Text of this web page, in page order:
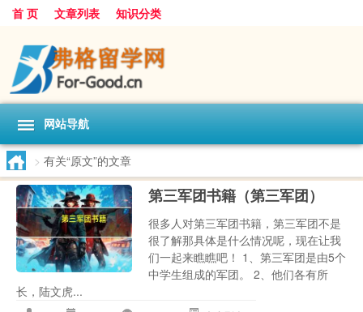
首 页 文章列表 知识分类
网站导航
> 有关“原文”的文章
第三军团书籍（第三军团）
很多人对第三军团书籍，第三军团不是
很了解那具体是什么情况呢，现在让我
们一起来瞧瞧吧！ 1、第三军团是由5个
中学生组成的军团。 2、他们各有所
长，陆文虎...